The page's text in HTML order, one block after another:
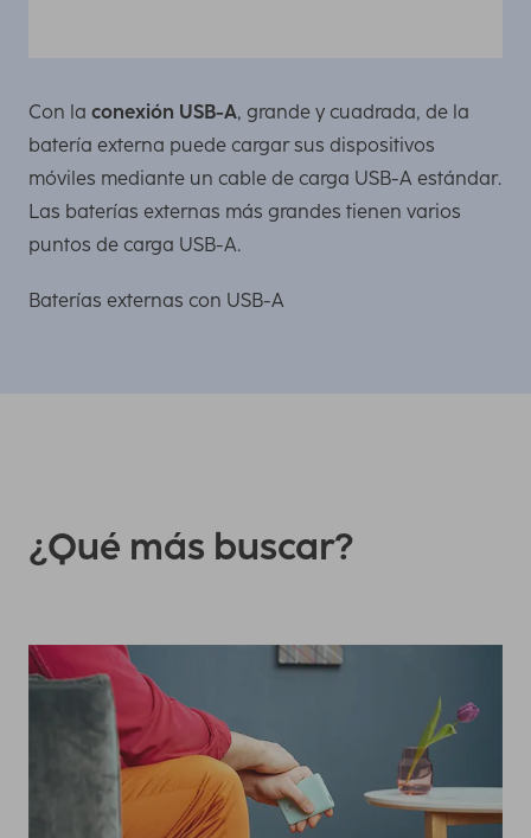
Con la conexión USB-A, grande y cuadrada, de la
batería externa puede cargar sus dispositivos
móviles mediante un cable de carga USB-A estándar.
Las baterías externas más grandes tienen varios
puntos de carga USB-A.
Baterías externas con USB-A
¿Qué más buscar?